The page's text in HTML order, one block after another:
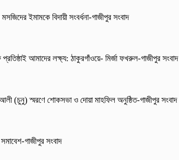
ইমামকে বিদায়ী সংবর্ধনা-গাজীপুর সংবাদ
আমাদের লক্ষ্য: ঠাকুরগাঁওয়ে- মির্জা ফখরুল-গাজীপুর সংবাদ
(চুনু) স্মরণে শোকসভা ও দোয়া মাহফিল অনুষ্ঠিত-গাজীপুর সংবাদ
গাজীপুর সংবাদ